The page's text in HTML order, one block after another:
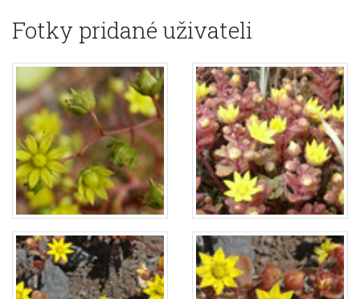
Fotky pridané uživateli